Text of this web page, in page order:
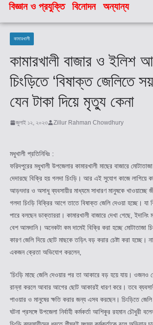
বিজ্ঞান ও প্রযুক্তি বিনোদন অন্যান্য
কামারখালী
কামারখালী বাজার ও ইলিশ
চিংড়িতে ‘বিষাক্ত জেলিতে
যেন টাকা দিয়ে মৃত্যু কেনা
জুলাই ১২, ২০২৩ Zillur Rahman Chowdhury
মধুখালী প্রতিনিধিঃ :
ফরিদপুরের মধুখালী উপজেলার কামারখালী মাছের বাজারে
দেদারছে বিক্রি হয় গলদা চিংড়ি। আর এই সুযোগ কাজে লাগিয়ে
আড়ৎদার ও অসাধু ব্যবসায়ীর মাধ্যমে সাধারণ মানুষকে খাওয়াচ্ছে
গলদা চিংড়ি বিক্রির আগে তাতে বিষাক্ত জেলি দেওয়া হচ্ছে। যা
পারে বলছেন ডাক্তাররা। কামারখালী বাজারে দেখা গেছে, ইদানিং
বেশ আমদানি। অনেকটা কম দামেই বিক্রি করা হচ্ছে মোটাতাজা
কারণ জেলি দিয়ে ছোট মাছকে তড়িৎ বড় করার চেষ্টা করা হচ্ছে।
একজন ক্রেতা অভিযোগ করলেন,
‘চিংড়ি মাছে জেলি দেওয়ার পর তা আকারে বড় হয়ে যায়। ওজনও
রান্না করলে আবার আগের ছোট আকারই ধারণ করে। তবে
পাওয়ার ও মানুষের ক্ষতি করার জন্য এসব করছেন। চিংড়িতে
ঘটনা প্রসঙ্গে উপজেলা নির্বাহী কর্মকর্তা আশিকুর রহমান চৌধুরী